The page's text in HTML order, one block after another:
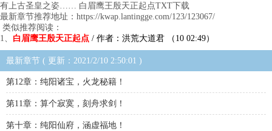
有上古圣皇之姿…… 白眉鹰王殷天正起点TXT下载
最新章节推荐地址：https://kwap.lantingge.com/123/123067/
类似推荐阅读：
1、 白眉鹰王殷天正起点 / 作者：洪荒大道君 （10 02:49）
最新章节 ( 更新：2021/2/10 2:50:01 )
第12章：纯阳诸宝，火龙秘籍！
第11章：算个寂寞，刻舟求剑！
第十章：纯阳仙府，涵虚福地！